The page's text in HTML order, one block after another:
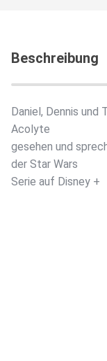
Beschreibung
Daniel, Dennis und
Acolyte
gesehen und
der Star Wars
Serie auf Disney +